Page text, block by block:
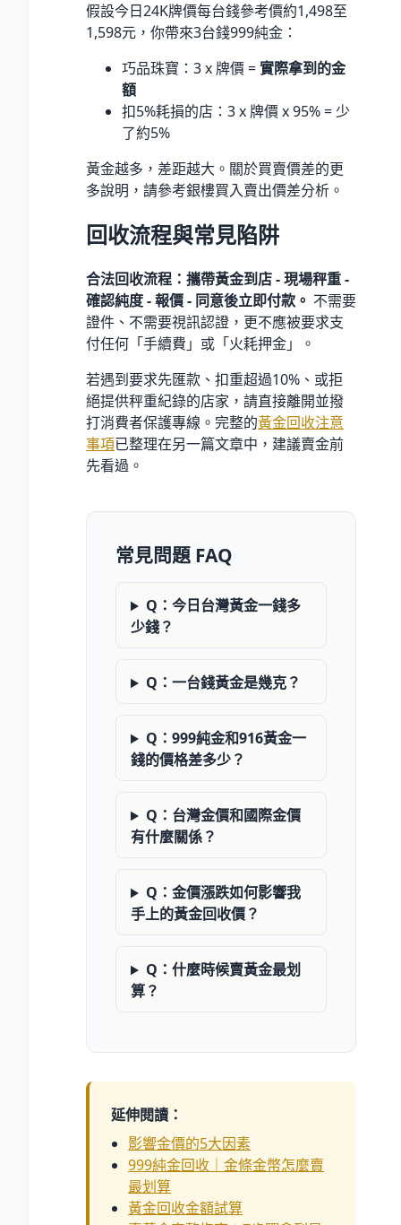
假設今日24K牌價每台錢參考價約1,498至
1,598元，你帶來3台錢999純金：
巧品珠寶：3 x 牌價 =實際拿到的金
額
扣5%耗損的店：3 x 牌價 x 95% = 少
了約5%
黃金越多，差距越大。關於買賣價差的更
多說明，請參考銀樓買入賣出價差分析。
回收流程與常見陷阱
合法回收流程：攜帶黃金到店 - 現場秤重 -
確認純度 - 報價 - 同意後立即付款。 不需要
證件、不需要視訊認證，更不應被要求支
付任何「手續費」或「火耗押金」。
若遇到要求先匯款、扣重超過10%、或拒
絕提供秤重紀錄的店家，請直接離開並撥
打消費者保護專線。完整的黃金回收注意
事項已整理在另一篇文章中，建議賣金前
先看過。
常見問題 FAQ
Q：今日台灣黃金一錢多
少錢？
Q：一台錢黃金是幾克？
Q：999純金和916黃金一
錢的價格差多少？
Q：台灣金價和國際金價
有什麼關係？
Q：金價漲跌如何影響我
手上的黃金回收價？
Q：什麼時候賣黃金最划
算？
延伸閱讀：
影響金價的5大因素
999純金回收｜金條金幣怎麼賣
最划算
黃金回收金額試算